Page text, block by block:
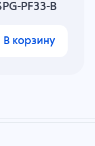
PF33-B
В корзину